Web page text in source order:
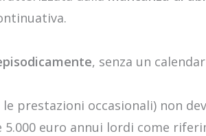
, senza un
prestazioni occasionali) non
5.000 euro annui lordi come